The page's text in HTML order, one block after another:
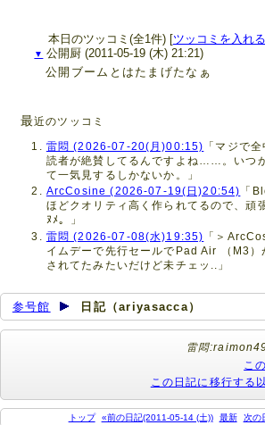
本日のツッコミ(全1件) [ツッコミを入れる
▼ 公開厨 (2011-05-19 (木) 21:21)
公開ブームとはたまげたなぁ
最近のツッコミ
雷悶 (2026-07-20(月)00:15)
「マジで
読者が絶賛してるんですよね……。いつ
て一気見するしかないか。」
ArcCosine (2026-07-19(日)20:54)
「
ほどクオリティ高く作られてるので、頑
ﾇﾒ。」
雷悶 (2026-07-08(水)19:35)
「＞
イムデーで先行セールでPad Air （M3）
されてたみたいだけど未チェッ..」
参号館 日記（ariyasacca）
雷悶
こ
この日記に移行する
トップ «前の日記(2011-05-14 (土)) 最新 次の